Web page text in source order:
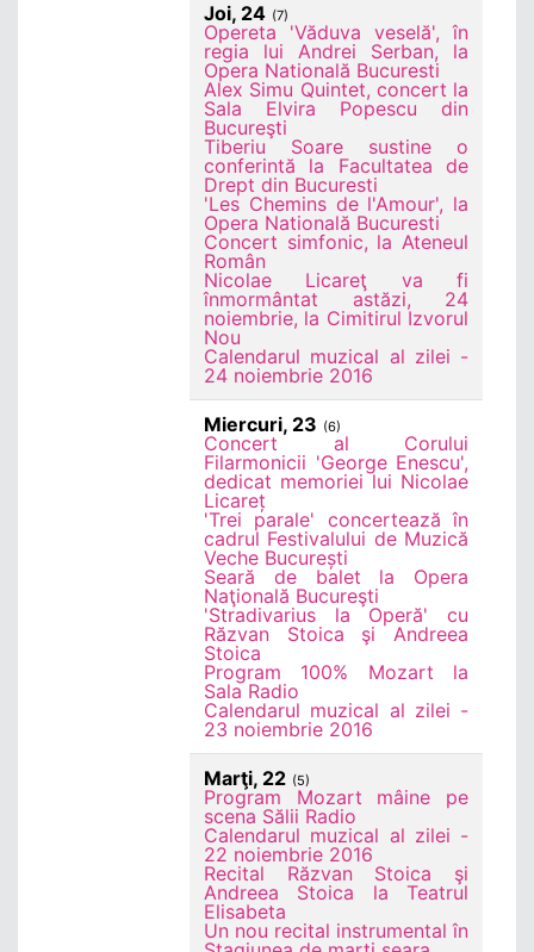
Joi, 24 (7)
Opereta 'Văduva veselă', în
regia lui Andrei Serban, la
Opera Natională Bucuresti
Alex Simu Quintet, concert la
Sala Elvira Popescu din
Bucureşti
Tiberiu Soare sustine o
conferintă la Facultatea de
Drept din Bucuresti
'Les Chemins de l'Amour', la
Opera Natională Bucuresti
Concert simfonic, la Ateneul
Român
Nicolae Licareţ va fi
înmormântat astăzi, 24
noiembrie, la Cimitirul Izvorul
Nou
Calendarul muzical al zilei -
24 noiembrie 2016
Miercuri, 23 (6)
Concert al Corului
Filarmonicii 'George Enescu',
dedicat memoriei lui Nicolae
Licareț
'Trei parale' concertează în
cadrul Festivalului de Muzică
Veche București
Seară de balet la Opera
Naţională Bucureşti
'Stradivarius la Operă' cu
Răzvan Stoica şi Andreea
Stoica
Program 100% Mozart la
Sala Radio
Calendarul muzical al zilei -
23 noiembrie 2016
Marţi, 22 (5)
Program Mozart mâine pe
scena Sălii Radio
Calendarul muzical al zilei -
22 noiembrie 2016
Recital Răzvan Stoica şi
Andreea Stoica la Teatrul
Elisabeta
Un nou recital instrumental în